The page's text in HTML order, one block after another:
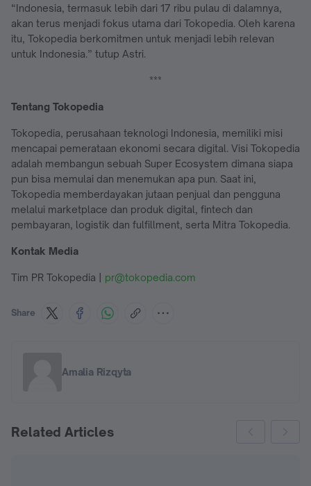
“Indonesia, termasuk lebih dari 17 ribu pulau di dalamnya,
akan terus menjadi fokus utama dari Tokopedia. Oleh karena
itu, Tokopedia berkomitmen untuk menjadi lebih relevan
untuk Indonesia.” tutup Astri.
***
Tentang Tokopedia
Tokopedia, perusahaan teknologi Indonesia, memiliki misi
mencapai pemerataan ekonomi secara digital. Visi Tokopedia
adalah membangun sebuah Super Ecosystem dimana siapa
pun bisa memulai dan menemukan apa pun. Saat ini,
Tokopedia memberdayakan jutaan penjual dan pengguna
melalui marketplace dan produk digital, fintech dan
pembayaran, logistik dan fulfillment, serta Mitra Tokopedia.
Kontak Media
Tim PR Tokopedia | pr@tokopedia.com
Share
Amalia Rizqyta
Related Articles